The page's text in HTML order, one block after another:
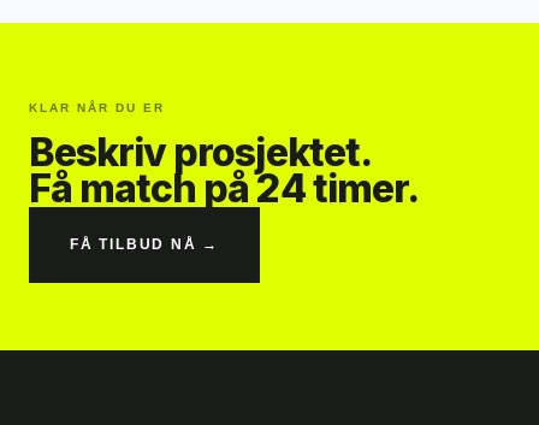
KLAR NÅR DU ER
Beskriv prosjektet.
Få match på 24 timer.
FÅ TILBUD NÅ →